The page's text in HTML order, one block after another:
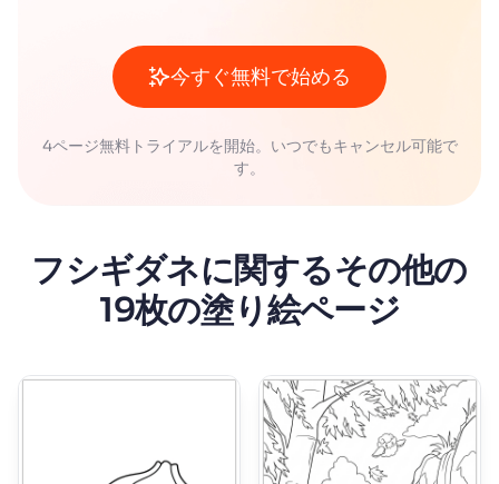
今すぐ無料で始める
4ページ無料トライアルを開始。いつでもキャンセル可能で
す。
フシギダネに関するその他の
19枚の塗り絵ページ